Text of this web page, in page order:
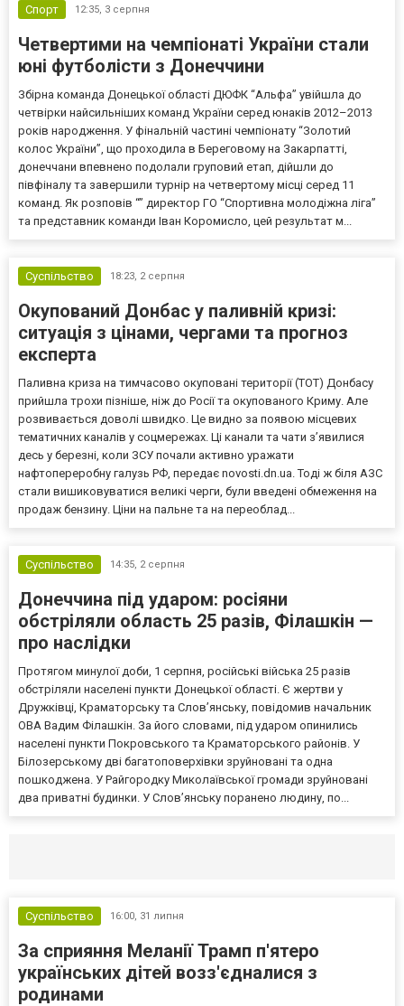
Спорт 12:35, 3 серпня
Четвертими на чемпіонаті України стали
юні футболісти з Донеччини
Збірна команда Донецької області ДЮФК “Альфа” увійшла до
четвірки найсильніших команд України серед юнаків 2012–2013
років народження. У фінальній частині чемпіонату “Золотий
колос України”, що проходила в Береговому на Закарпатті,
донеччани впевнено подолали груповий етап, дійшли до
півфіналу та завершили турнір на четвертому місці серед 11
команд. Як розповів “” директор ГО “Спортивна молодіжна ліга”
та представник команди Іван Коромисло, цей результат м...
Суспільство 18:23, 2 серпня
Окупований Донбас у паливній кризі:
ситуація з цінами, чергами та прогноз
експерта
Паливна криза на тимчасово окуповані території (ТОТ) Донбасу
прийшла трохи пізніше, ніж до Росії та окупованого Криму. Але
розвивається доволі швидко. Це видно за появою місцевих
тематичних каналів у соцмережах. Ці канали та чати з’явилися
десь у березні, коли ЗСУ почали активно уражати
нафтопереробну галузь РФ, передає novosti.dn.ua. Тоді ж біля АЗС
стали вишиковуватися великі черги, були введені обмеження на
продаж бензину. Ціни на пальне та на переоблад...
Суспільство 14:35, 2 серпня
Донеччина під ударом: росіяни
обстріляли область 25 разів, Філашкін —
про наслідки
Протягом минулої доби, 1 серпня, російські війська 25 разів
обстріляли населені пункти Донецької області. Є жертви у
Дружківці, Краматорську та Слов’янську, повідомив начальник
ОВА Вадим Філашкін. За його словами, під ударом опинились
населені пункти Покровського та Краматорського районів. У
Білозерському дві багатоповерхівки зруйновані та одна
пошкоджена. У Райгородку Миколаївської громади зруйновані
два приватні будинки. У Слов’янську поранено людину, по...
Суспільство 16:00, 31 липня
За сприяння Меланії Трамп п'ятеро
українських дітей возз'єдналися з
родинами